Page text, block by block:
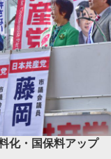
化・国保料アップ